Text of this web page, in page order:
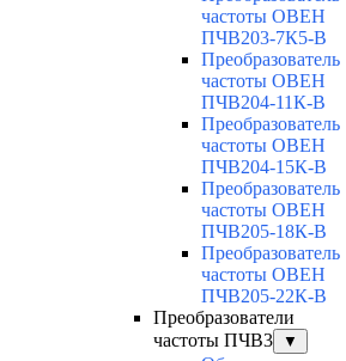
частоты ОВЕН
ПЧВ203-7К5-В
Преобразователь
частоты ОВЕН
ПЧВ204-11К-В
Преобразователь
частоты ОВЕН
ПЧВ204-15К-В
Преобразователь
частоты ОВЕН
ПЧВ205-18К-В
Преобразователь
частоты ОВЕН
ПЧВ205-22К-В
Преобразователи
частоты ПЧВ3
▼